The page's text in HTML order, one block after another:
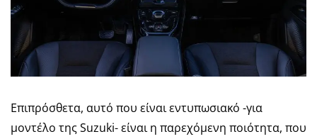
Επιπρόσθετα, αυτό που είναι εντυπωσιακό -για
μοντέλο της Suzuki- είναι η παρεχόμενη ποιότητα, που